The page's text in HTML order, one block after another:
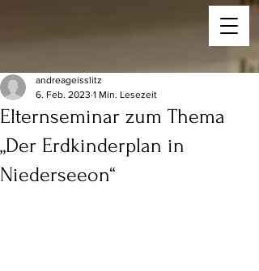
Elternseminar zum Thema
„Der Erdkinderplan in
Niederseeon“
andreageisslitz
6. Feb. 2023 1 Min. Lesezeit